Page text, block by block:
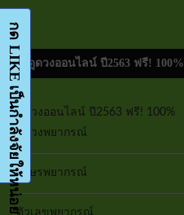
ดูดวงออนไลน์ ปี2563 ฟรี! 100%
ดูดวงออนไลน์ ปี2563 ฟรี! 100%
ดูดวงพยากรณ์
อักษรพยากรณ์
ตัวเลขพยากรณ์